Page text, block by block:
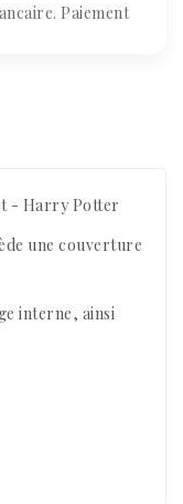
Paiement
- Harry Potter
une couverture
interne, ainsi